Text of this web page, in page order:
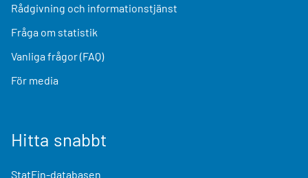
Rådgivning och informationstjänst
Fråga om statistik
Vanliga frågor (FAQ)
För media
Hitta snabbt
StatFin-databasen